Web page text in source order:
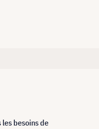
besoins de